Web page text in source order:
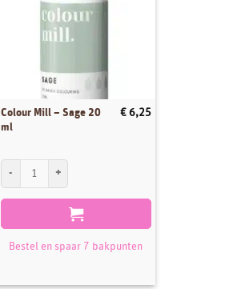
Colour Mill – Sage 20
ml
€ 6,25
Bestel en spaar 7 bakpunten